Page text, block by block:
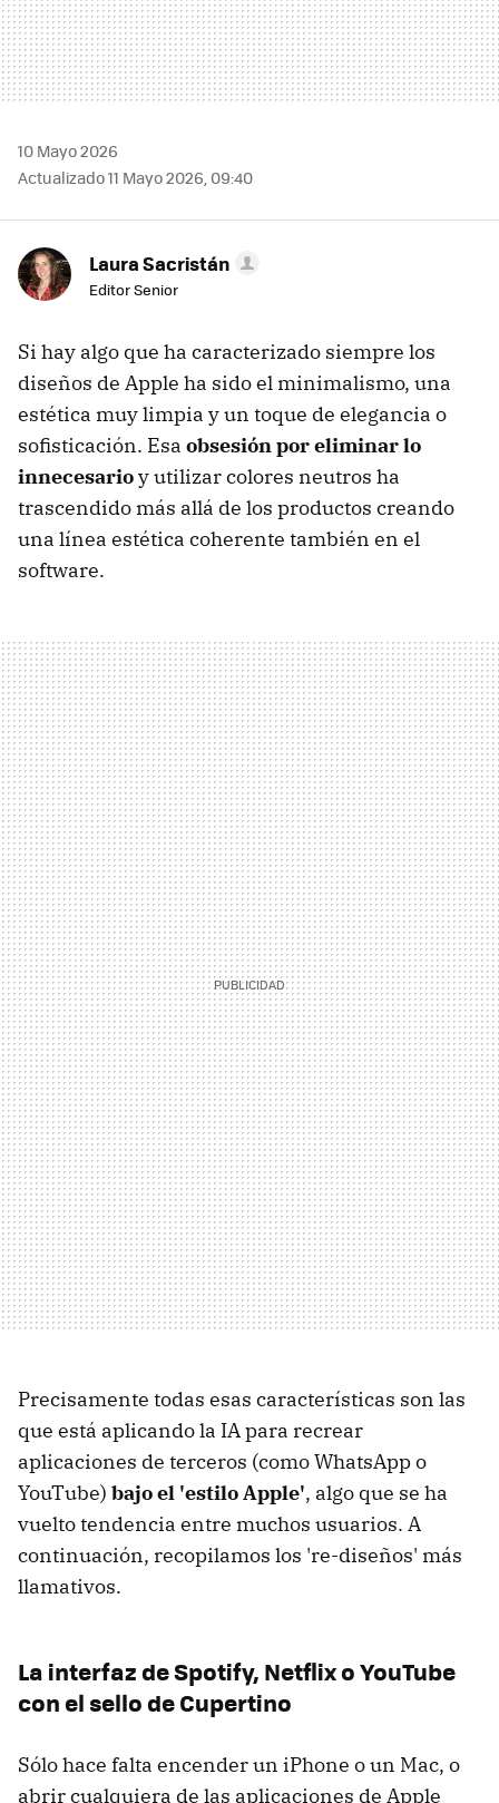
10 Mayo 2026
Actualizado 11 Mayo 2026, 09:40
Laura Sacristán
Editor Senior
Si hay algo que ha caracterizado siempre los
diseños de Apple ha sido el minimalismo, una
estética muy limpia y un toque de elegancia o
sofisticación. Esa obsesión poreliminar lo
innecesarioy utilizar colores neutros ha
trascendido más allá de los productos creando
una línea estética coherente también en el
software.
Precisamente todas esas características son las
que está aplicando la IA para recrear
aplicaciones de terceros (como WhatsApp o
YouTube) bajo el 'estilo Apple', algo que se ha
vuelto tendencia entre muchos usuarios. A
continuación, recopilamos los 're-diseños' más
llamativos.
La interfaz de Spotify, Netflix o YouTube
con el sello de Cupertino
Sólo hace falta encender un iPhone o un Mac, o
abrir cualquiera de las aplicaciones de Apple